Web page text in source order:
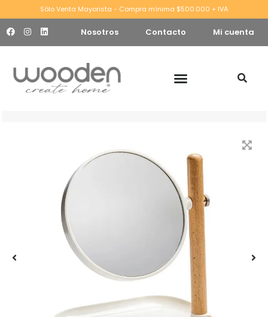
Sólo Venta Mayorista - Compra mínima $500.000 + IVA
Nosotros Contacto Mi cuenta